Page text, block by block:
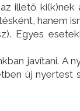
illető ki(k)nek
hanem
Egyes
javítani. A
új nyertest